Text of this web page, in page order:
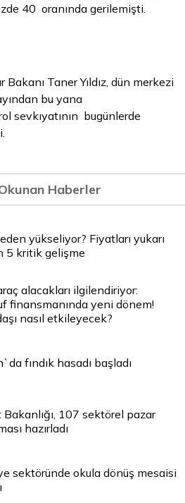
40 oranında gerilemişti.
Taner Yıldız, dün merkezi
bu yana
sevkıyatının bugünlerde
Haberler
yükseliyor? Fiyatları yukarı
5 kritik gelişme
alacakları ilgilendiriyor:
finansmanında yeni dönem!
nasıl etkileyecek?
fındık hasadı başladı
Bakanlığı, 107 sektörel pazar
hazırladı
sektöründe okula dönüş mesaisi